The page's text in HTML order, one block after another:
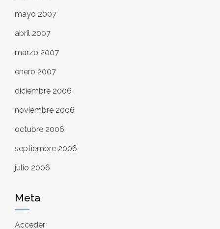
mayo 2007
abril 2007
marzo 2007
enero 2007
diciembre 2006
noviembre 2006
octubre 2006
septiembre 2006
julio 2006
Meta
Acceder